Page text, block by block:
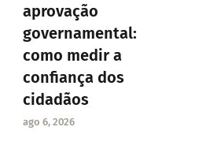
aprovação
governamental:
como medir a
confiança dos
cidadãos
ago 6, 2026